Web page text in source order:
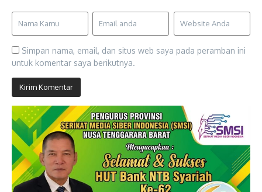
Simpan nama, email, dan situs web saya pada peramban ini
untuk komentar saya berikutnya.